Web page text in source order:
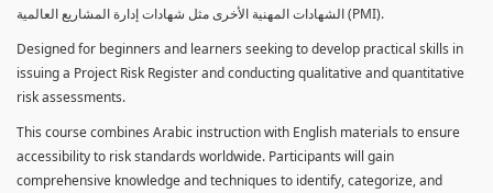
الشهادات المهنية الأخرى مثل شهادات إدارة المشاريع العالمية (PMI).
Designed for beginners and learners seeking to develop practical skills in
issuing a Project Risk Register and conducting qualitative and quantitative
risk assessments.
This course combines Arabic instruction with English materials to ensure
accessibility to risk standards worldwide. Participants will gain
comprehensive knowledge and techniques to identify, categorize, and